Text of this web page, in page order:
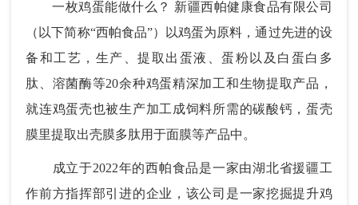
一枚鸡蛋能做什么？ 新疆西帕健康食品有限公司
（以下简称“西帕食品”）以鸡蛋为原料，通过先进的设
备和工艺，生产、提取出蛋液、蛋粉以及白蛋白多
肽、溶菌酶等20余种鸡蛋精深加工和生物提取产品，
就连鸡蛋壳也被生产加工成饲料所需的碳酸钙，蛋壳
膜里提取出壳膜多肽用于面膜等产品中。
成立于2022年的西帕食品是一家由湖北省援疆工
作前方指挥部引进的企业，该公司是一家挖掘提升鸡